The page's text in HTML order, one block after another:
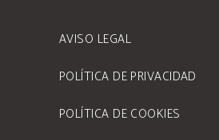
AVISO LEGAL
POLÍTICA DE PRIVACIDAD
POLÍTICA DE COOKIES